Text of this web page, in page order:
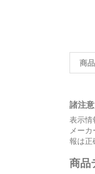
商
諸注意
表示情
メー
報は正
商品